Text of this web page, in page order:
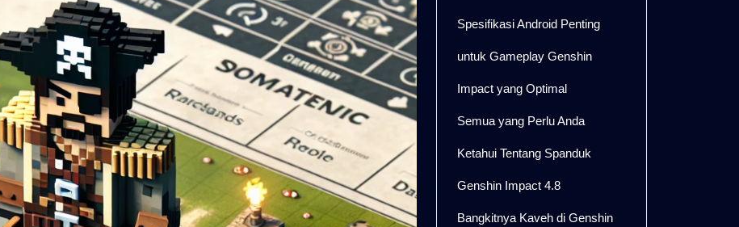
Dominasi
dan
Strategi
Spesifikasi Android Penting
untuk Gameplay Genshin
Impact yang Optimal
Semua yang Perlu Anda
Ketahui Tentang Spanduk
Genshin Impact 4.8
Bangkitnya Kaveh di Genshin